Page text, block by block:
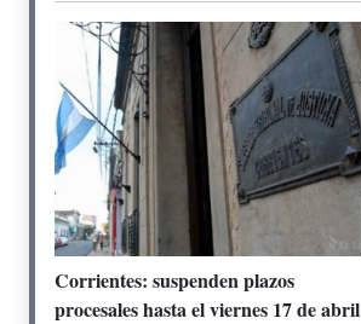
Corrientes: suspenden plazos
procesales hasta el viernes 17 de abril